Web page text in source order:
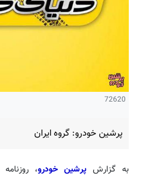
72620
پرشین خودرو: گروه ایران
به گزارش پرشین خودرو،